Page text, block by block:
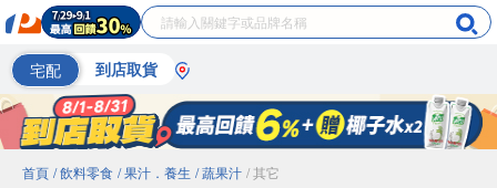
宅配 到店取貨
首頁 / 飲料零食 / 果汁．養生 / 蔬果汁 / 其它